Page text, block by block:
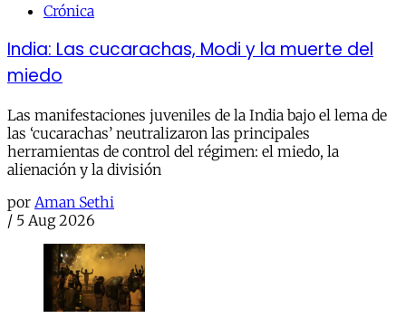
Crónica
India: Las cucarachas, Modi y la muerte del
miedo
Las manifestaciones juveniles de la India bajo el lema de
las ‘cucarachas’ neutralizaron las principales
herramientas de control del régimen: el miedo, la
alienación y la división
por Aman Sethi
/ 5 Aug 2026